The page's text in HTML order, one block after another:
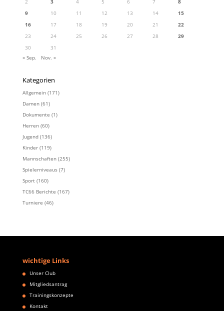
9
10 11 12 13 14
15
16
17 18 19 20 21
22
23
24 25 26 27 28
29
30
31
« Sep.
Nov. »
Kategorien
Allgemein(171)
Damen(61)
Dokumente (1)
Herren(60)
Jugend(136)
Kinder(119)
Mannschaften(255)
Spielerniveaus(7)
Sport(160)
TC66 Berichte (167)
Turniere (46)
wichtige Links
Unser Club
Mitgliedsantrag
Trainingskonzepte
Kontakt